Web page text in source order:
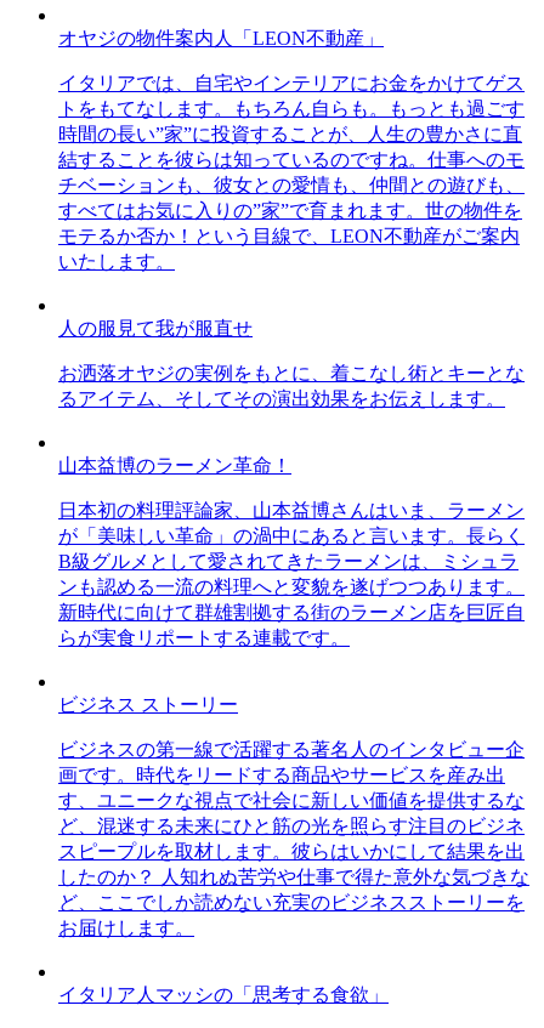
オヤジの物件案内人「LEON不動産」
イタリアでは、自宅やインテリアにお金をかけてゲス
トをもてなします。もちろん自らも。もっとも過ごす
時間の長い”家”に投資することが、人生の豊かさに直
結することを彼らは知っているのですね。仕事へのモ
チベーションも、彼女との愛情も、仲間との遊びも、
すべてはお気に入りの”家”で育まれます。世の物件を
モテるか否か！という目線で、LEON不動産がご案内
いたします。
人の服見て我が服直せ
お洒落オヤジの実例をもとに、着こなし術とキーとな
るアイテム、そしてその演出効果をお伝えします。
山本益博のラーメン革命！
日本初の料理評論家、山本益博さんはいま、ラーメン
が「美味しい革命」の渦中にあると言います。長らく
B級グルメとして愛されてきたラーメンは、ミシュラ
ンも認める一流の料理へと変貌を遂げつつあります。
新時代に向けて群雄割拠する街のラーメン店を巨匠自
らが実食リポートする連載です。
ビジネス ストーリー
ビジネスの第一線で活躍する著名人のインタビュー企
画です。時代をリードする商品やサービスを産み出
す、ユニークな視点で社会に新しい価値を提供するな
ど、混迷する未来にひと筋の光を照らす注目のビジネ
スピープルを取材します。彼らはいかにして結果を出
したのか？ 人知れぬ苦労や仕事で得た意外な気づきな
ど、ここでしか読めない充実のビジネスストーリーを
お届けします。
イタリア人マッシの「思考する食欲」